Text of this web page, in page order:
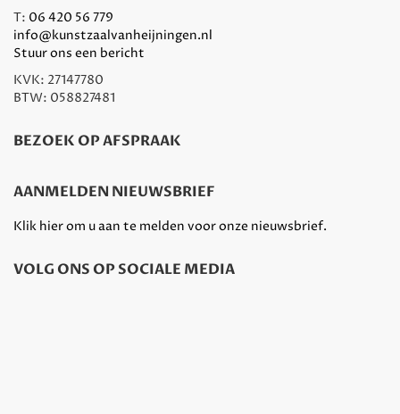
T: 06 420 56 779
info@kunstzaalvanheijningen.nl
Stuur ons een bericht
KVK: 27147780
BTW: 058827481
BEZOEK OP AFSPRAAK
AANMELDEN NIEUWSBRIEF
Klik hier om u aan te melden voor onze nieuwsbrief.
VOLG ONS OP SOCIALE MEDIA